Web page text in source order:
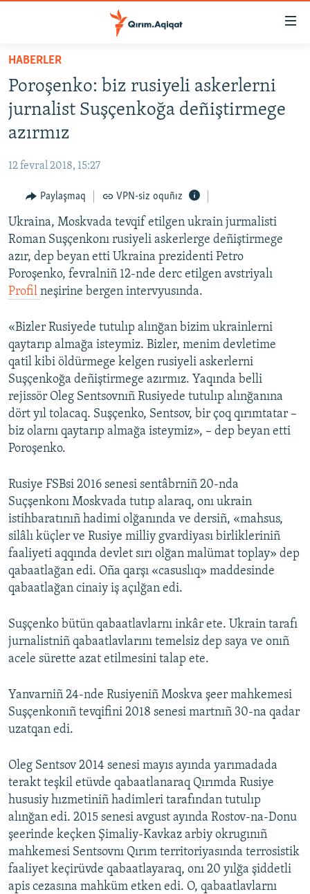
Esas
qaytmaq
Baş
navigatsiyağa
qaytmaq
Qıdıruvğa
SİYASET
MEDENİYET
İNSAN AQLARI
VİDEO
SÜRET
BLOGLAR
FİKİR
Русский
Українською
QOŞULIÑIZ!
HABERLER
Poroşenko: biz rusiyeli askerlerni
jurnalist Suşçenkoğa deñiştirmege
azırmız
12 fevral 2018, 15:27
Paylaşmaq VPN-siz oquñız
Ukraina, Moskvada tevqif etilgen ukrain jurmalisti
Roman Suşçenkonı rusiyeli askerlerge deñiştirmege
azır, dep beyan etti Ukraina prezidenti Petro
Poroşenko, fevralniñ 12-nde derc etilgen avstriyalı
Profil neşirine bergen intervyusında.
«Bizler Rusiyede tutulıp alınğan bizim ukrainlerni
qaytarıp almağa isteymiz. Bizler, menim devletime
qatil kibi öldürmege kelgen rusiyeli askerlerni
Suşçenkoğa deñiştirmege azırmız. Yaqında belli
rejissör Oleg Sentsovnıñ Rusiyede tutulıp alınğanına
dört yıl tolacaq. Suşçenko, Sentsov, bir çoq qırımtatar –
biz olarnı qaytarıp almağa isteymiz», – dep beyan etti
Poroşenko.
Rusiye FSBsi 2016 senesi sentâbrniñ 20-nda
Suçşenkonı Moskvada tutıp alaraq, onı ukrain
istihbaratınıñ hadimi olğanında ve dersiñ, «mahsus,
silâlı küçler ve Rusiye milliy gvardiyası birlikleriniñ
faaliyeti aqqında devlet sırı olğan malümat toplay» dep
qabaatlağan edi. Oña qarşı «casuslıq» maddesinde
qabaatlağan cinaiy iş açılğan edi.
Suşçenko bütün qabaatlavlarnı inkâr ete. Ukrain tarafı
jurnalistniñ qabaatlavlarını temelsiz dep saya ve onıñ
acele sürette azat etilmesini talap ete.
Yanvarniñ 24-nde Rusiyeniñ Moskva şeer mahkemesi
Suşçenkonıñ tevqifini 2018 senesi martnıñ 30-na qadar
uzatqan edi.
Oleg Sentsov 2014 senesi mayıs ayında yarımadada
terakt teşkil etüvde qabaatlanaraq Qırımda Rusiye
hususiy hızmetiniñ hadimleri tarafından tutulıp
alınğan edi. 2015 senesi avgust ayında Rostov-na-Donu
şeerinde keçken Şimaliy-Kavkaz arbiy okrugınıñ
mahkemesi Sentsovnı Qırım territoriyasında terrosistik
faaliyet keçirüvde qabaatlayaraq, onı 20 yılğa şiddetli
apis cezasına mahküm etken edi. O, qabaatlavlarnı